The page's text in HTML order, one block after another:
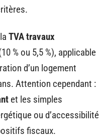
TVA travaux
% ou 5,5 %), applicable
d’un logement
Attention cependant :
et les simples
ou d’accessibilité
fiscaux.